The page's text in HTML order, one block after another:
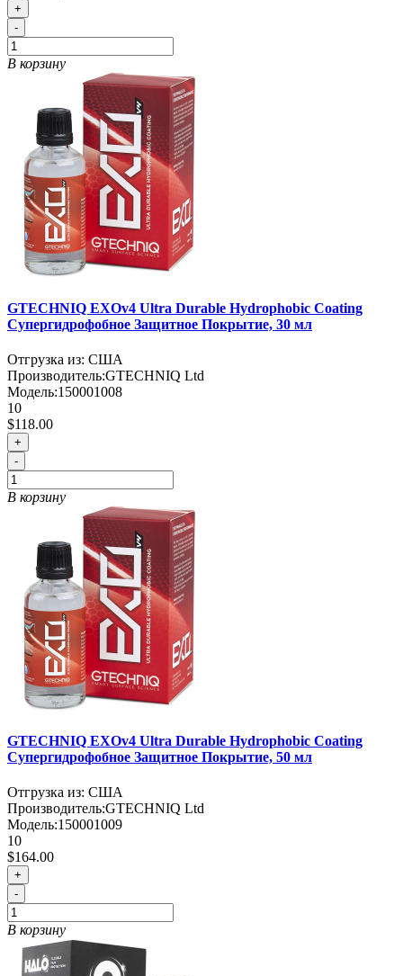
+
-
В корзину
GTECHNIQ EXOv4 Ultra Durable Hydrophobic Coating
Супергидрофобное Защитное Покрытие, 30 мл
Отгрузка из: США
Производитель:GTECHNIQ Ltd
Модель:150001008
10
$118.00
+
-
В корзину
GTECHNIQ EXOv4 Ultra Durable Hydrophobic Coating
Супергидрофобное Защитное Покрытие, 50 мл
Отгрузка из: США
Производитель:GTECHNIQ Ltd
Модель:150001009
10
$164.00
+
-
В корзину